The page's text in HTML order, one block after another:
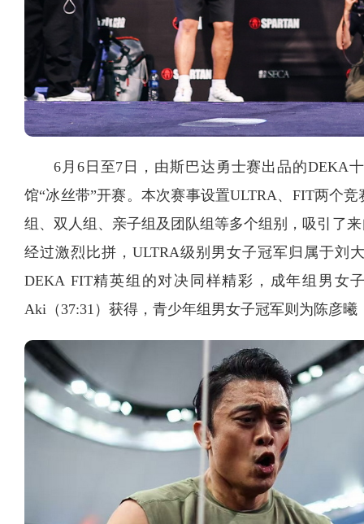
6月6日至7日，由斯巴达勇士赛出品的DEKA
馆“冰丝带”开赛。本次赛事设置ULTRA、FIT两个
组、双人组、亲子组及团队组等多个组别，吸引了
经过激烈比拼，ULTRA级别男女子冠军归属于刘
DEKA FIT精英组的对决同样精彩，成年组男女
Aki（37:31）获得，青少年组男女子冠军则为陈彦曦